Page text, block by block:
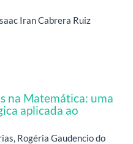
Iran Cabrera Ruiz
na Matemática: uma
aplicada ao
Rogéria Gaudencio do